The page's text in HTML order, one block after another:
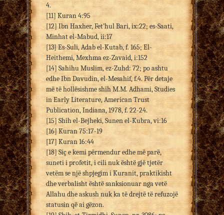
4.
[11] Kuran 4:95
[12] Ibn Haxher, Fet’hul Bari, ix:22; es-Saati,
Minhat el-Mabud, ii:17
[13] Es-Suli, Adab el-Kutab, f. 165; El-
Heithemi, Mexhma ez-Zavaid, i:152
[14] Sahihu Muslim, ez-Zuhd: 72; po ashtu
edhe Ibn Davudin, el-Mesahif, f.4. Për detaje
më të hollësishme shih M.M. Adhami, Studies
in Early Literature, American Trust
Publication, Indiana, 1978, f. 22-24.
[15] Shih el-Bejheki, Sunen el-Kubra, vi:16
[16] Kuran 75:17-19
[17] Kuran 16:44
[18] Siç e kemi përmendur edhe më parë,
suneti i profetit, i cili nuk është gjë tjetër
vetëm se një shpjegim i Kuranit, praktikisht
dhe verbalisht është sanksionuar nga vetë
Allahu dhe askush nuk ka të drejtë të refuzojë
statusin që ai gëzon.